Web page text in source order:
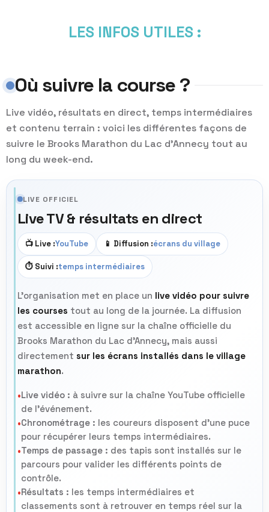
LES INFOS UTILES :
Où suivre la course ?
Live vidéo, résultats en direct, temps intermédiaires
et contenu terrain : voici les différentes façons de
suivre le Brooks Marathon du Lac d’Annecy tout au
long du week-end.
LIVE OFFICIEL
Live TV & résultats en direct
📺 Live :YouTube 📱 Diffusion :écrans du village
⏱️ Suivi :temps intermédiaires
L’organisation met en place un live vidéo pour suivre
les courses tout au long de la journée. La diffusion
est accessible en ligne sur la chaîne officielle du
Brooks Marathon du Lac d’Annecy, mais aussi
directement sur les écrans installés dans le village
marathon.
•Live vidéo : à suivre sur la chaîne YouTube officielle
de l’événement.
•Chronométrage : les coureurs disposent d’une puce
pour récupérer leurs temps intermédiaires.
•Temps de passage : des tapis sont installés sur le
parcours pour valider les différents points de
contrôle.
•Résultats : les temps intermédiaires et
classements sont à retrouver en temps réel sur la